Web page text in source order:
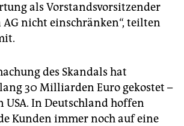
als Vorstandsvorsitzender
AG nicht einschränken“, teilten
des Skandals hat
30 Milliarden Euro gekostet –
USA. In Deutschland hoffen
Kunden immer noch auf eine